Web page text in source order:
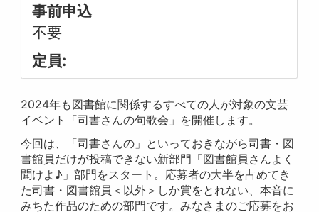
事前申込
不要
定員:
2024年も図書館に関係するすべての人が対象の文芸
イベント「司書さんの句歌会」を開催します。
今回は、「司書さんの」といっておきながら司書・図
書館員だけが投稿できない新部門「図書館員さんよく
聞けよ♪」部門をスタート。応募者の大半を占めてき
た司書・図書館員＜以外＞しか賞をとれない、本音に
みちた作品のための部門です。みなさまのご応募をお